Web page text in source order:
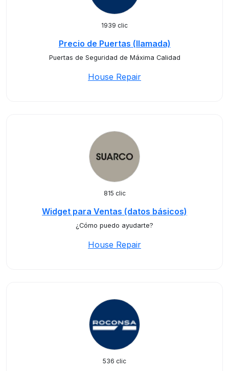
1939 clic
Precio de Puertas (llamada)
Puertas de Seguridad de Máxima Calidad
House Repair
815 clic
Widget para Ventas (datos básicos)
¿Cómo puedo ayudarte?
House Repair
536 clic